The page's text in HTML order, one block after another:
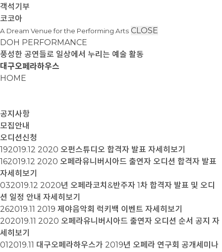
객석기부
코코아
A Dream Venue for the Performing Arts CLOSE
DOH PERFORMANCE
풍성한 공연들로 일상에서 누리는 예술 활동
대구오페라하우스
HOME
공지사항
모집안내
오디션신청
192019.12 2020 오펀스튜디오 합격자 발표 자세히보기
162019.12 2020 오페라유니버시아드 출연자 오디션 합격자 발표
자세히보기
032019.12 2020년 오페라코치&반주자 1차 합격자 발표 및 오디
션 일정 안내 자세히보기
262019.11 2019 제야음악회 럭키백 이벤트 자세히보기
202019.11 2020 오페라유니버시아드 출연자 오디션 순서 공지 자
세히보기
012019.11 대구오페라하우스가 2019년 오페라 연구회 공개세미나